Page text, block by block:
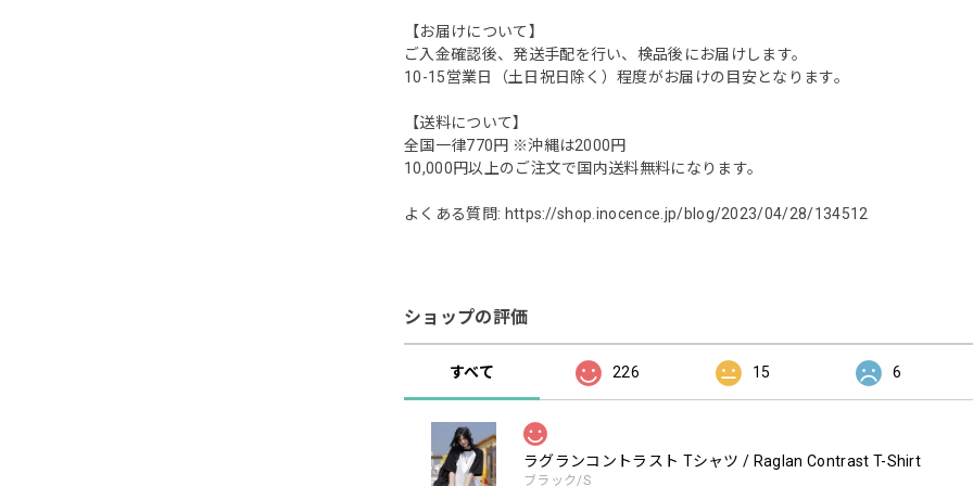
【お届けについて】
ご入金確認後、発送手配を行い、検品後にお届けします。
10-15営業日（土日祝日除く）程度がお届けの目安となります。
【送料について】
全国一律770円 ※沖縄は2000円
10,000円以上のご注文で国内送料無料になります。
よくある質問: https://shop.inocence.jp/blog/2023/04/28/134512
ショップの評価
すべて 226 15 6
ラグランコントラスト Tシャツ / Raglan Contrast T-Shirt
ブラック/S